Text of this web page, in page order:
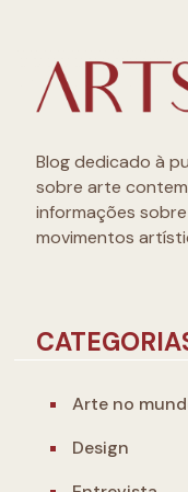
Blog dedicado à
sobre arte
informações
movimentos
Arte no
Design